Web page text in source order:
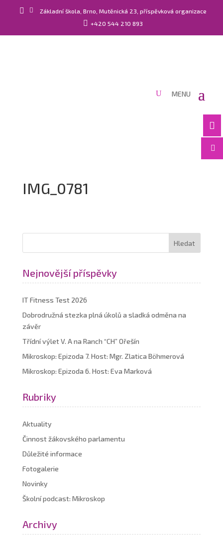
  Základní škola, Brno, Mutěnická 23, příspěvková organizace
 +420 544 210 893


IMG_0781
Nejnovější příspěvky
IT Fitness Test 2026
Dobrodružná stezka plná úkolů a sladká odměna na
závěr
Třídní výlet V. A na Ranch “CH” Ořešín
Mikroskop: Epizoda 7. Host: Mgr. Zlatica Böhmerová
Mikroskop: Epizoda 6. Host: Eva Marková
Rubriky
Aktuality
Činnost žákovského parlamentu
Důležité informace
Fotogalerie
Novinky
Školní podcast: Mikroskop
Archivy